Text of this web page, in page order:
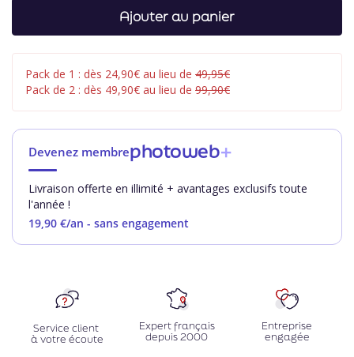
Ajouter au panier
Pack de 1 : dès 24,90€ au lieu de 49,95€
Pack de 2 : dès 49,90€ au lieu de 99,90€
Devenez membrephotoweb+
Livraison offerte en illimité + avantages exclusifs toute
l'année !
19,90 €/an - sans engagement
Service client
à votre écoute
Expert français
depuis 2000
Entreprise
engagée